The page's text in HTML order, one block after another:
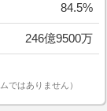
84.5%
246億9500万
ではありません）